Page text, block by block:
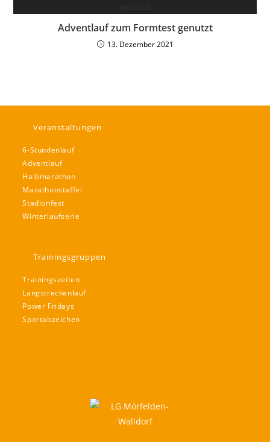
Adventlauf zum Formtest genutzt
13. Dezember 2021
Veranstaltungen
6-Stundenlauf
Adventlauf
Halbmarathon
Marathonstaffel
Stadionfest
Winterlaufserie
Trainingsgruppen
Trainingszeiten
Langstreckenlauf
Power Fridays
Sportabzeichen